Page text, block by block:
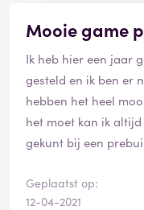
Mooie game
Ik heb hier een jaar
gesteld en ik ben er
hebben het heel
het moet kan ik
gekunt bij een
Geplaatst op:
12-04-2021